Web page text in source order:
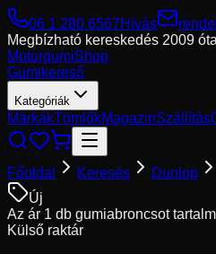
06 1 280 6567Hívás
Megbízható kereskedés 2009 óta
MotorgumiShop
Gumikereső
Kategóriák
MárkákTömlőkMagazinSzállítás
Főoldal Keresés Dunlop
Új
Az ár 1 db gumiabroncsot
Külső raktár